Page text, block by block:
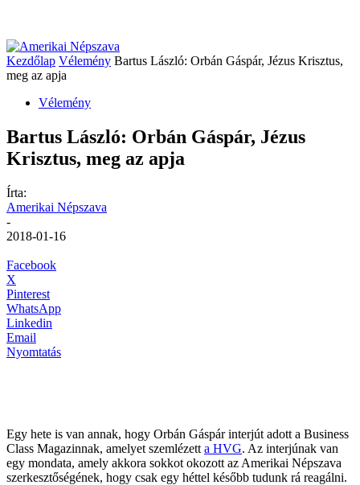
Kezdőlap Vélemény Bartus László: Orbán Gáspár, Jézus Krisztus,
meg az apja
Vélemény
Bartus László: Orbán Gáspár, Jézus
Krisztus, meg az apja
Írta:
Amerikai Népszava
-
2018-01-16
Facebook
X
Pinterest
WhatsApp
Linkedin
Email
Nyomtatás
Egy hete is van annak, hogy Orbán Gáspár interjút adott a Business
Class Magazinnak, amelyet szemlézett a HVG. Az interjúnak van
egy mondata, amely akkora sokkot okozott az Amerikai Népszava
szerkesztőségének, hogy csak egy héttel később tudunk rá reagálni.